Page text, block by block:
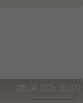
(28.04.2025 15:37)